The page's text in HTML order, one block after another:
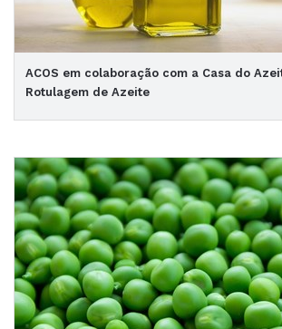
ACOS em colaboração com a Casa do
Rotulagem de Azeite